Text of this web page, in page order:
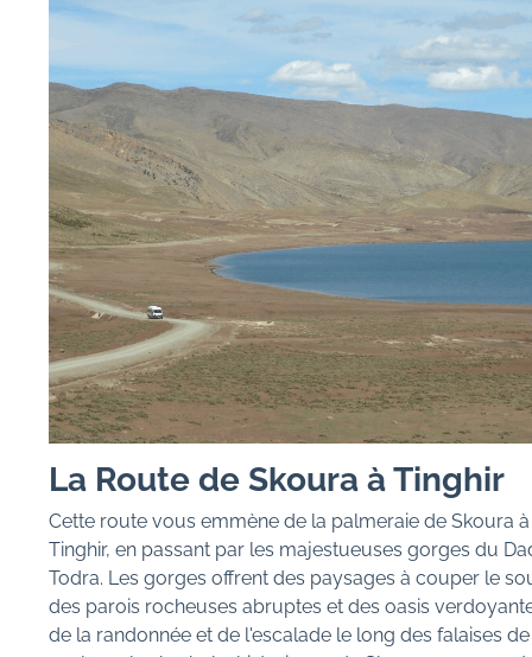
La Route de Skoura à Tinghir
Cette route vous emmène de la palmeraie de Skoura
Tinghir, en passant par les majestueuses gorges du
Todra. Les gorges offrent des paysages à couper le
des parois rocheuses abruptes et des oasis
de la randonnée et de l'escalade le long des falaises